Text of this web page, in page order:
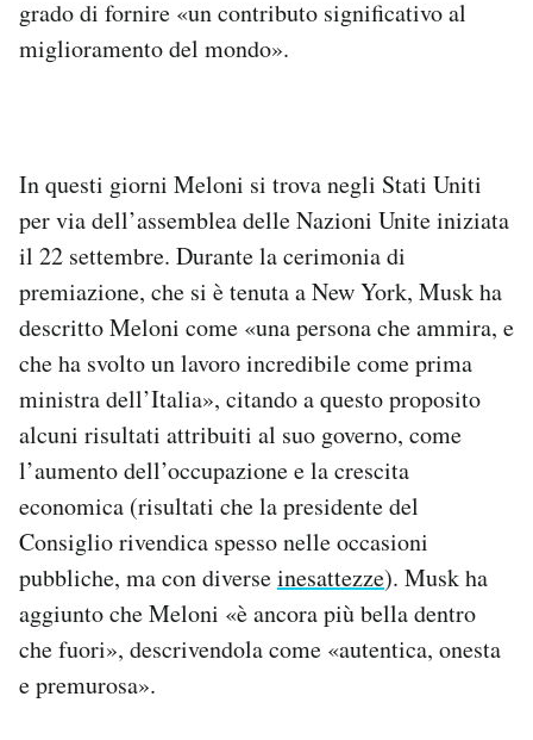
Notifiche mobile
Regala il Post
grado di fornire «un contributo significativo al
miglioramento del mondo».
In questi giorni Meloni si trova negli Stati Uniti
per via dell’assemblea delle Nazioni Unite iniziata
il 22 settembre. Durante la cerimonia di
premiazione, che si è tenuta a New York, Musk ha
descritto Meloni come «una persona che ammira, e
che ha svolto un lavoro incredibile come prima
ministra dell’Italia», citando a questo proposito
alcuni risultati attribuiti al suo governo, come
l’aumento dell’occupazione e la crescita
economica (risultati che la presidente del
Consiglio rivendica spesso nelle occasioni
pubbliche, ma con diverseinesattezze). Musk ha
aggiunto che Meloni «è ancora più bella dentro
che fuori», descrivendola come «autentica, onesta
e premurosa».